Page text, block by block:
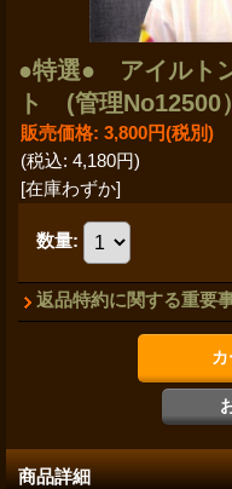
●特選● アイルト
ト (管理No12500）
販売価格: 3,800円(税別)
(税込: 4,180円)
[在庫わずか]
数量:
返品特約に関する重要
商品詳細